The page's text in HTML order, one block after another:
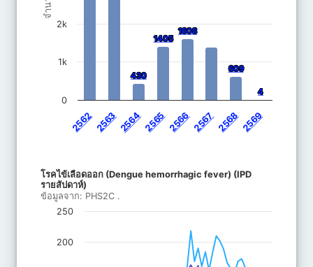
430
430
1405
1405
1608
1608
609
609
4
4
25622563256425652566256725682569
0
1k
2k
Line chart with 8 lines.
ข้อมูลจาก: PHS2C .
The chart has 1 X axis displaying categories.
โรคไข้เลือดออก (Dengue hemorrhagic fever) (IPD
รายสัปดาห์)
ข้อมูลจาก: PHS2C .
200
250